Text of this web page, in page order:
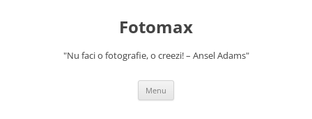
Fotomax
"Nu faci o fotografie, o creezi! – Ansel Adams"
Menu